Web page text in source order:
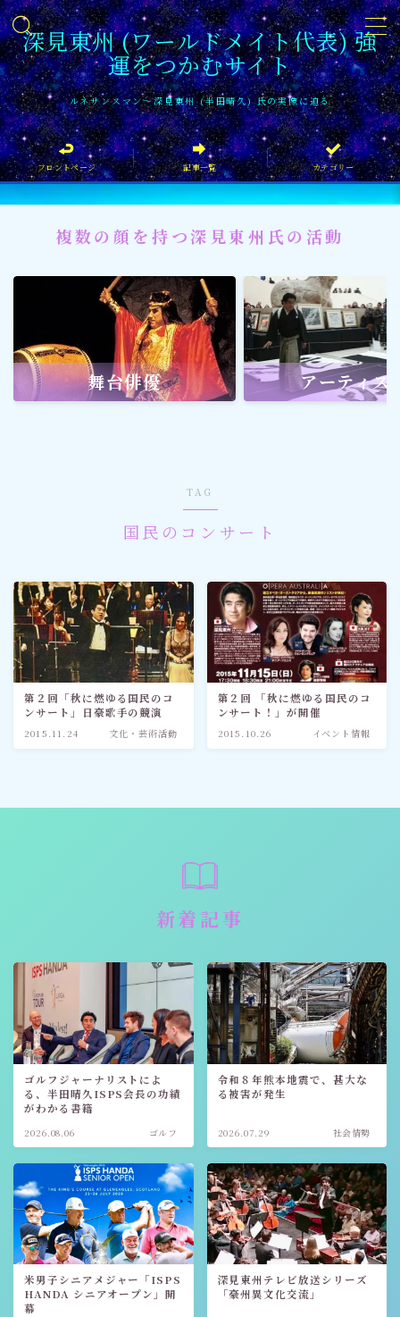
深見東州 (ワールドメイト代表) 強
運をつかむサイト
ルネサンスマン〜深見東州 (半田晴久) 氏の実像に迫る
MENU
フロントページ
記事一覧
イベント情報
企業家
文化・芸術活動
社会貢献 社会貢献
メディア・ネット
ワールドメイト
神道・宗教
フロントページ 記事一覧 カテゴリー
複数の顔を持つ深見東州氏の活動
舞台俳優 アーティス
TAG
国民のコンサート
第２回「秋に燃ゆる国民のコ
ンサート」日豪歌手の競演
2015.11.24 文化・芸術活動
第２回 「秋に燃ゆる国民のコ
ンサート！」が開催
2015.10.26 イベント情報
新着記事
ゴルフジャーナリストによ
る、半田晴久ISPS会長の功績
がわかる書籍
2026.08.06 ゴルフ
令和８年熊本地震で、甚大な
る被害が発生
2026.07.29 社会情勢
米男子シニアメジャー「ISPS
HANDA シニアオープン」開
幕
深見東州テレビ放送シリーズ
「豪州異文化交流」